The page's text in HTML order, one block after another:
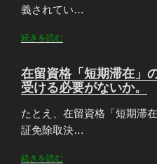
義されてい…
続きを読む
在留資格「短期滞在」
受ける必要がないか。
たとえ、在留資格「短期滞
証免除取決…
続きを読む